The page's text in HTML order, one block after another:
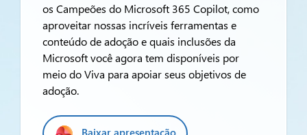
os Campeões do Microsoft 365 Copilot, como
aproveitar nossas incríveis ferramentas e
conteúdo de adoção e quais inclusões da
Microsoft você agora tem disponíveis por
meio do Viva para apoiar seus objetivos de
adoção.
Baixar apresentação